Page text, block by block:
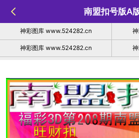
南盟扣号版A
神彩图库 www.524282.cn
神彩图库 www.524282.cn